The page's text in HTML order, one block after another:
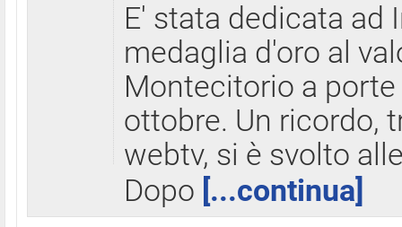
E' stata dedicata ad
medaglia d'oro al
Montecitorio a
ottobre. Un ricordo,
webtv, si è svolto
Dopo [...continua]